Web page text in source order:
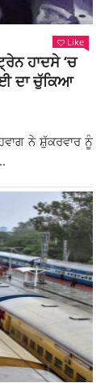
Like
ਹਾਦਸੇ ‘ਚ
ਦਾ ਚੁੱਕਿਆ
ਨੇ ਸ਼ੁੱਕਰਵਾਰ ਨੂੰ